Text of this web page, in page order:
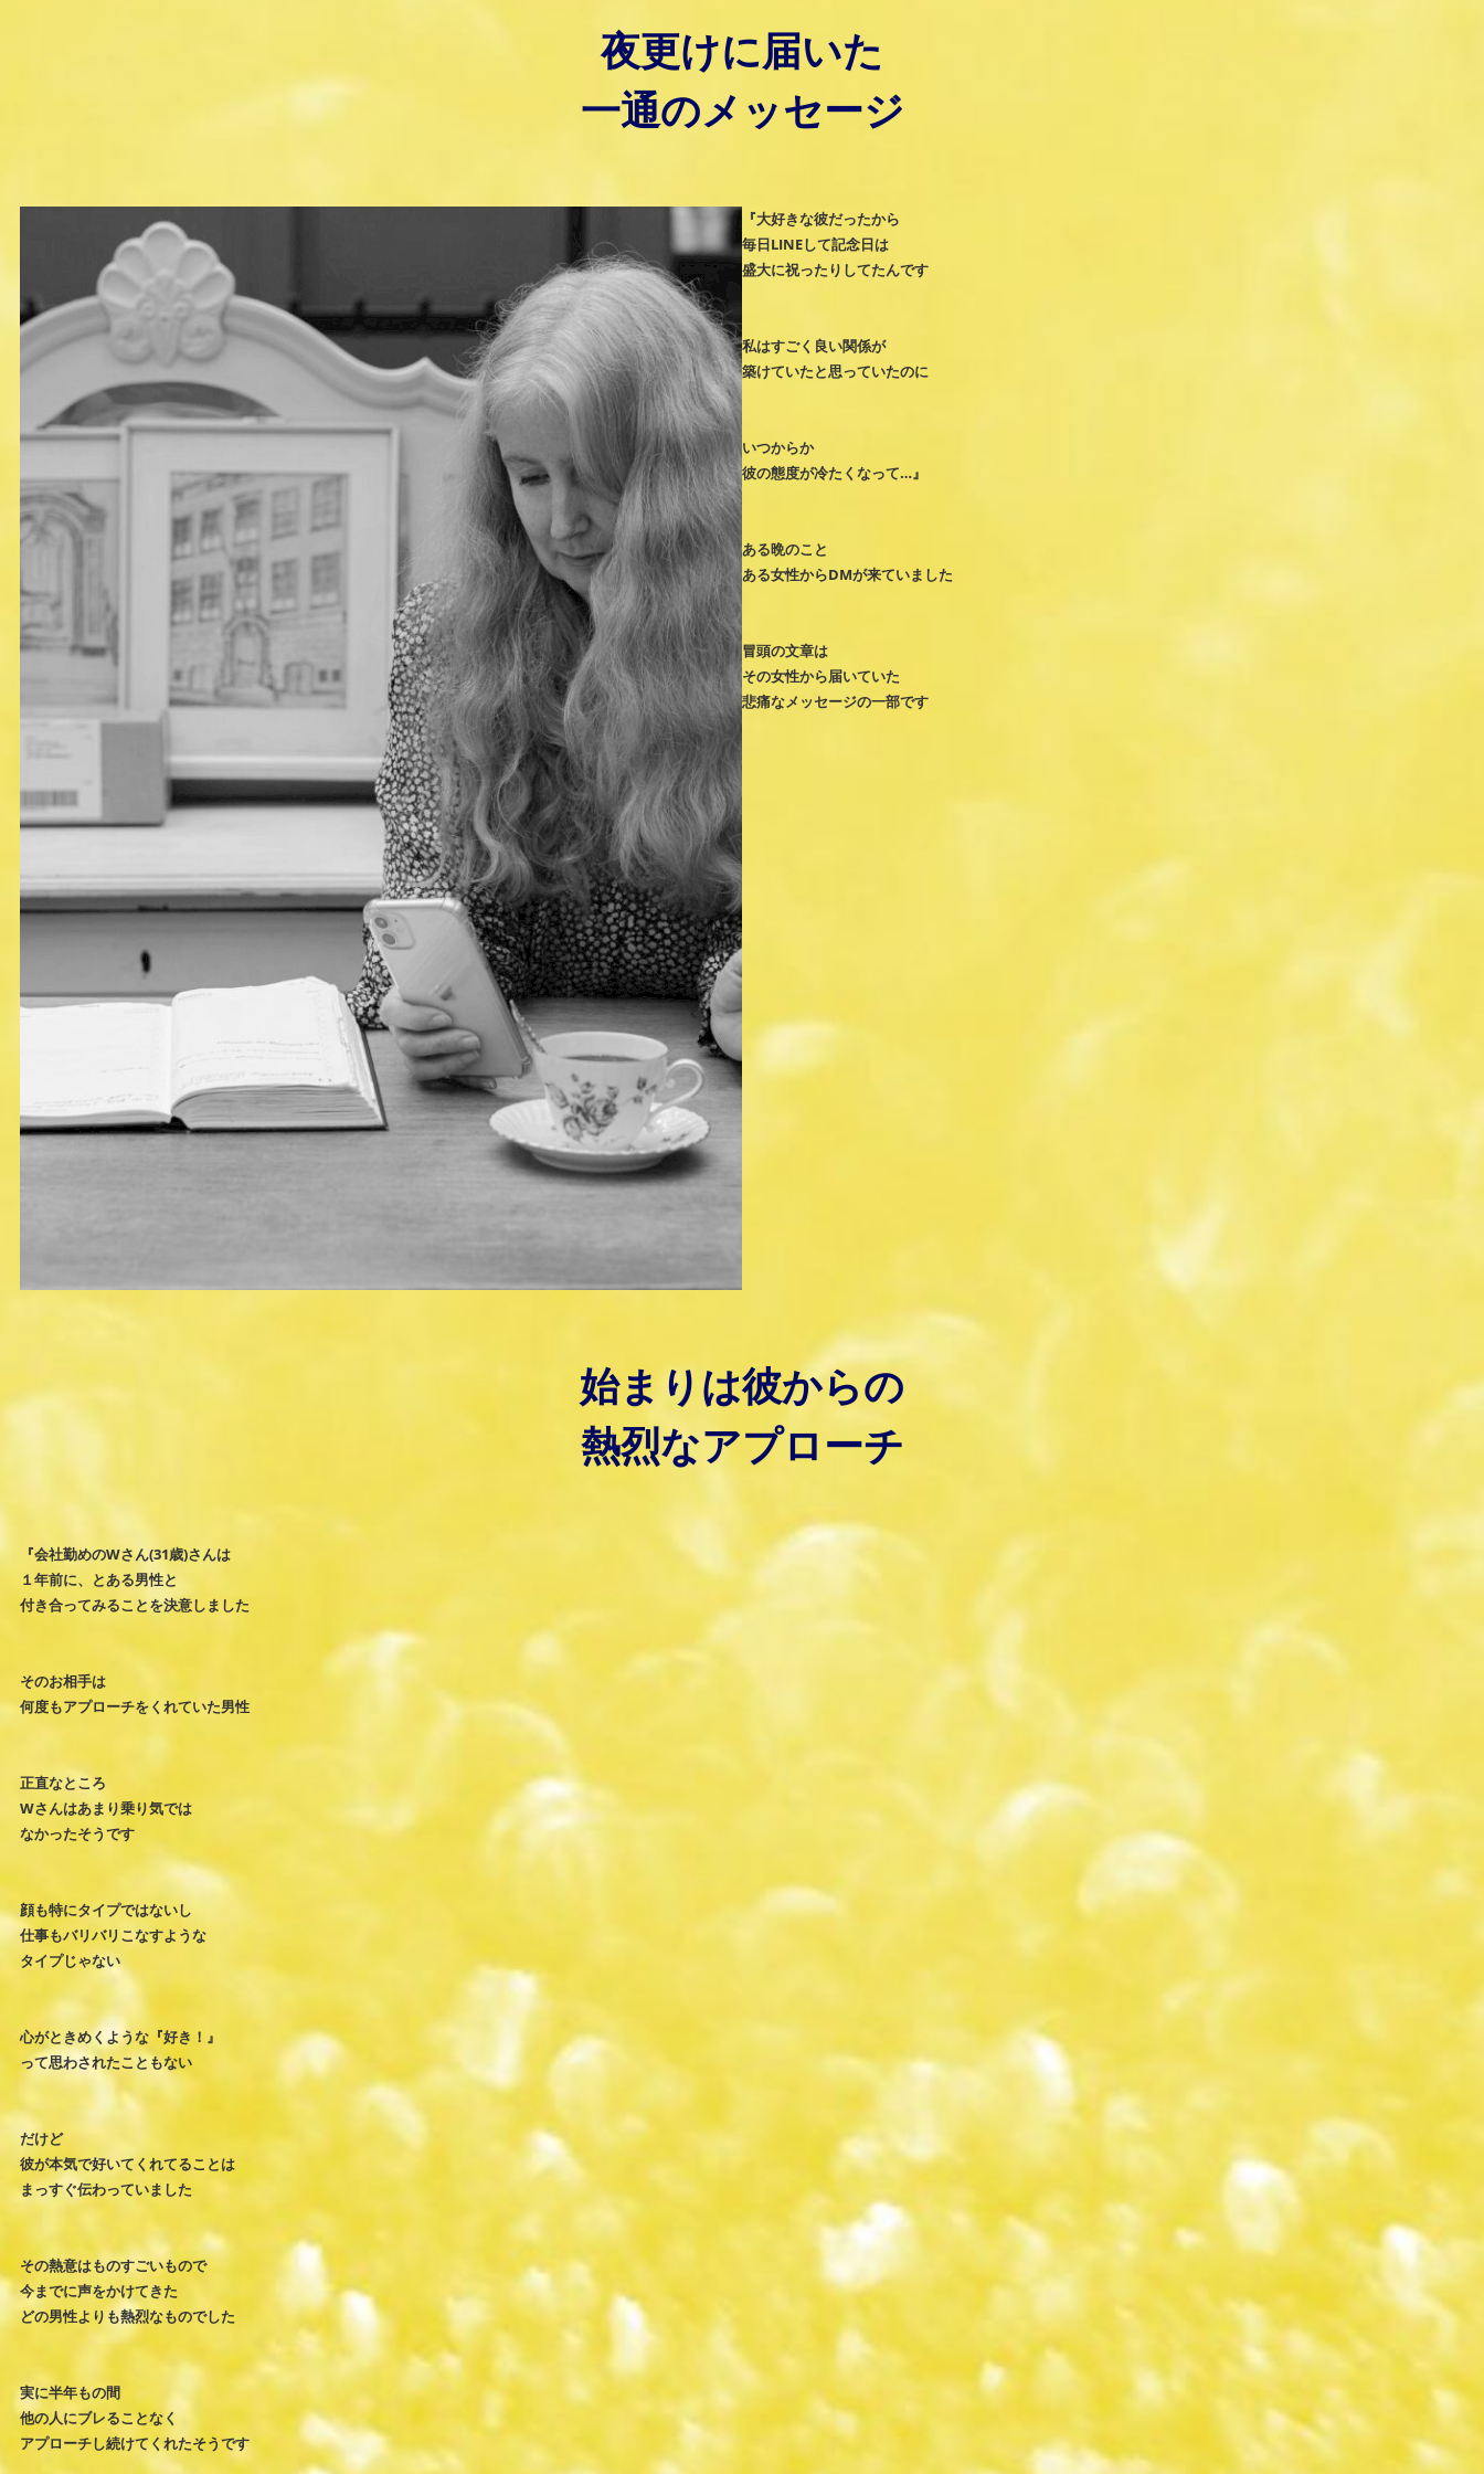
夜更けに届いた
一通のメッセージ
『大好きな彼だったから
毎日LINEして記念日は
盛大に祝ったりしてたんです
私はすごく良い関係が
築けていたと思っていたのに
いつからか
彼の態度が冷たくなって…』
ある晩のこと
ある女性からDMが来ていました
冒頭の文章は
その女性から届いていた
悲痛なメッセージの一部です
始まりは彼からの
熱烈なアプローチ
『会社勤めのWさん(31歳)さんは
１年前に、とある男性と
付き合ってみることを決意しました
そのお相手は
何度もアプローチをくれていた男性
正直なところ
Wさんはあまり乗り気では
なかったそうです
顔も特にタイプではないし
仕事もバリバリこなすような
タイプじゃない
心がときめくような『好き！』
って思わされたこともない
だけど
彼が本気で好いてくれてることは
まっすぐ伝わっていました
その熱意はものすごいもので
今までに声をかけてきた
どの男性よりも熱烈なものでした
実に半年もの間
他の人にブレることなく
アプローチし続けてくれたそうです